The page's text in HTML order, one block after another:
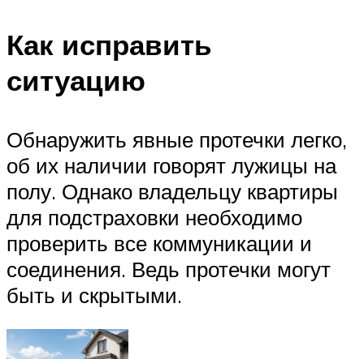
Как исправить
ситуацию
Обнаружить явные протечки легко,
об их наличии говорят лужицы на
полу. Однако владельцу квартиры
для подстраховки необходимо
проверить все коммуникации и
соединения. Ведь протечки могут
быть и скрытыми.